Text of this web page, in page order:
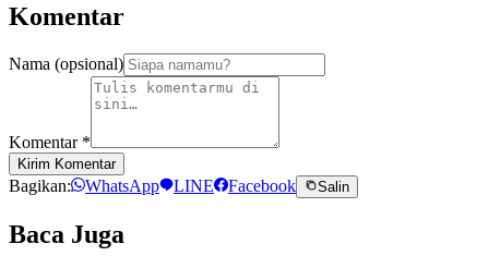
Komentar
Nama (opsional)
Komentar *
Kirim Komentar
Bagikan: WhatsApp LINE Facebook Salin
Baca Juga